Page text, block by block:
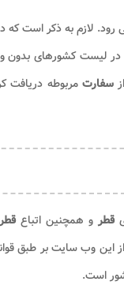
رود. لازم به ذکر است که
تا کنون در لیست کشورهای
سفارتمربوطه دریافت
قطر و همچنین اتباع
این وب سایت بر طبق
است.